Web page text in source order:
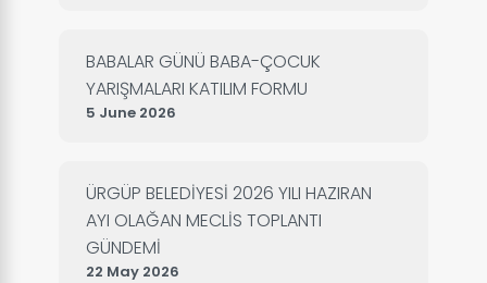
BABALAR GÜNÜ BABA-ÇOCUK
YARIŞMALARI KATILIM FORMU
5 June 2026
ÜRGÜP BELEDİYESİ 2026 YILI HAZIRAN
AYI OLAĞAN MECLİS TOPLANTI
GÜNDEMİ
22 May 2026